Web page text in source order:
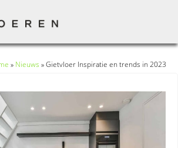
» Nieuws »Gietvloer Inspiratie en trends in 2023